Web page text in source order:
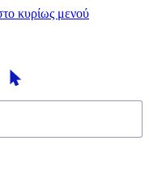
κυρίως μενού